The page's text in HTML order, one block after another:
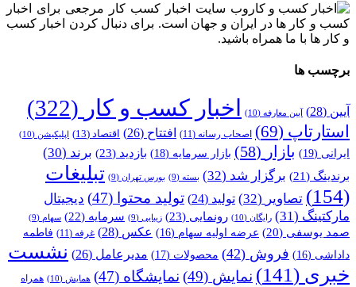
وب سایت اخبار کسب کار مرجعی برای اخبار
کسب و کار ها در ایران و جهان است. برای دنبال کردن اخبار کسب
و کار ها با ما همراه باشید.
برچسب ها
آیین (28) آیین معارفه (10) اخبار کسب و کار (322)
استارتاپ (69) اصحاب رسانه (11) افتتاح (26) اقتصاد (13) اپلیکیشن (10)
ایرانی (19) بازار (58) بازار سرمایه (18) بازدید (23) برند (30)
برندینگ (21) برگزار شد (32) بسته (9) بورس تهران (9)
تبلیغات
(154)
تصاویر (32) تولید (24) تولید محتوا (47)
دیجیتال
مارکتینگ (31) رایگان (10) رونمایی (23) زیبایی (9) سرمایه (22) سهام (9)
صمد یوسفی (20) عرضه اولیه سهام (16) عکس (28) غرفه (11)
فاطمه
داداشی (16) فروش (42) محصولات (17) مدیرعامل (26)
نشست
خبری (141) نمایش (49) نمایشگاه (47) همایش (10) همراه